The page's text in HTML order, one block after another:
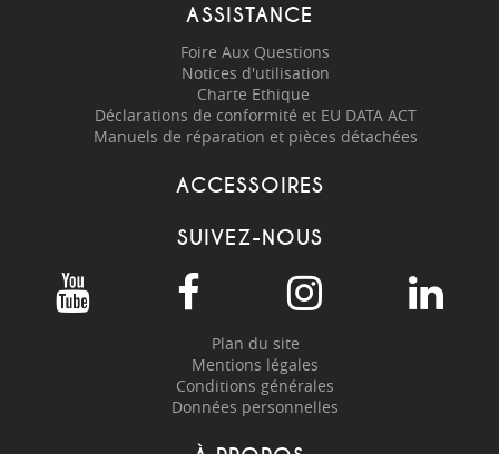
ASSISTANCE
Foire Aux Questions
Notices d'utilisation
Charte Ethique
Déclarations de conformité et EU DATA ACT
Manuels de réparation et pièces détachées
ACCESSOIRES
SUIVEZ-NOUS
Plan du site
Mentions légales
Conditions générales
Données personnelles